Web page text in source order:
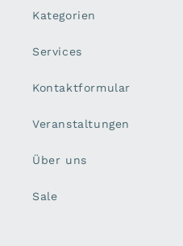
Kategorien
Services
Kontaktformular
Veranstaltungen
Über uns
Sale